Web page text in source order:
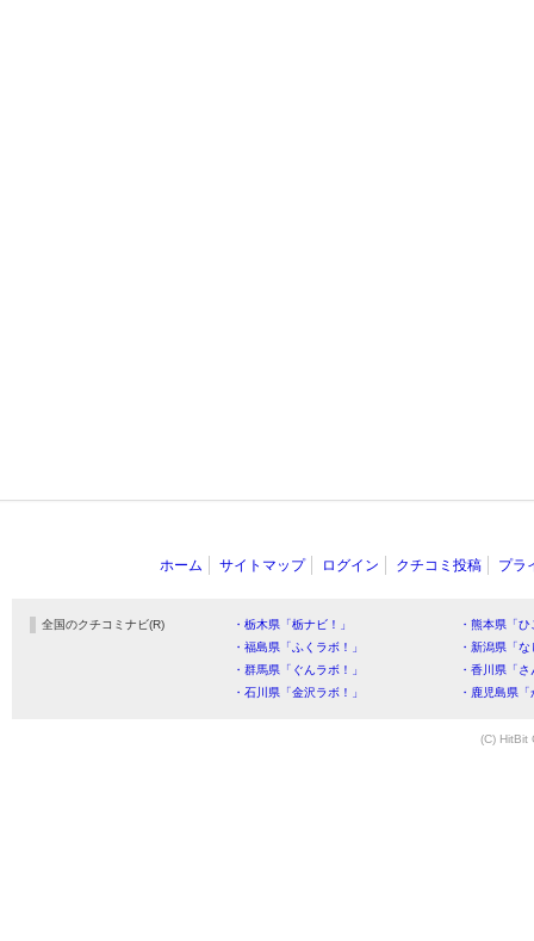
ホーム サイトマップ ログイン クチコミ投稿 プラ
全国のクチコミナビ(R) ・栃木県「栃ナビ！」
・熊本県「
・福島県「ふくラボ！」
・新潟県「
・群馬県「ぐんラボ！」
・香川県「
・石川県「金沢ラボ！」
・鹿児島県
(C) HitBit